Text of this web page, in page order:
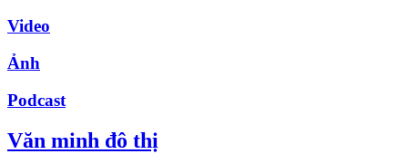
Video
Ảnh
Podcast
Văn minh đô thị